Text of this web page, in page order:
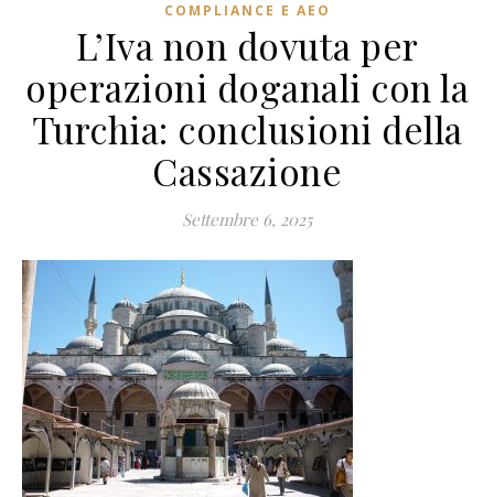
COMPLIANCE E AEO
L’Iva non dovuta per
operazioni doganali con la
Turchia: conclusioni della
Cassazione
Settembre 6, 2025